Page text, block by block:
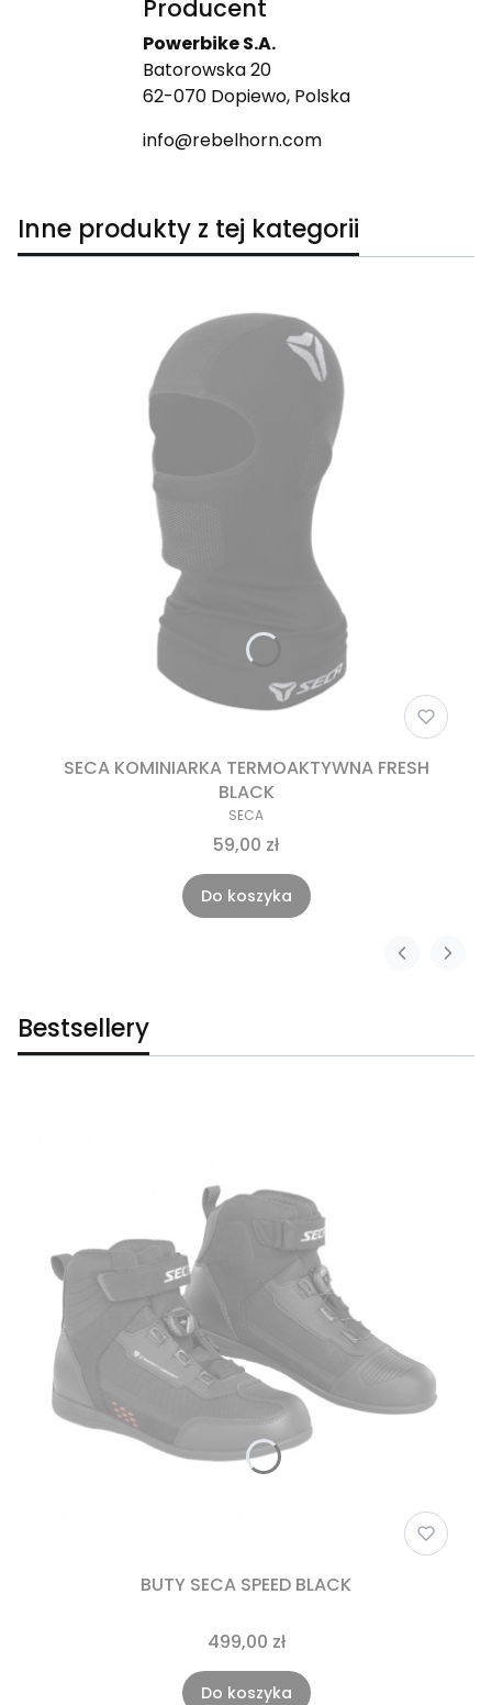
Producent
Powerbike S.A.
Batorowska 20
62-070 Dopiewo, Polska
info@rebelhorn.com
Inne produkty z tej kategorii
SECA KOMINIARKA TERMOAKTYWNA FRESH
BLACK
SECA
59,00 zł
Do koszyka
Bestsellery
BUTY SECA SPEED BLACK
499,00 zł
Do koszyka